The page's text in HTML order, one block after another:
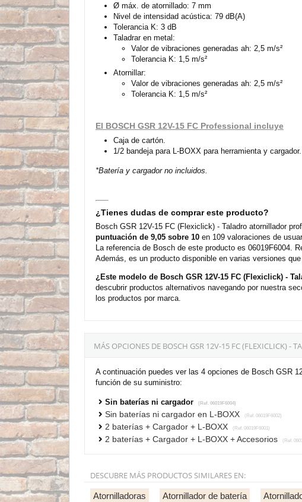
Ø máx. de atornillado: 7 mm
Nivel de intensidad acústica: 79 dB(A)
Tolerancia K: 3 dB
Taladrar en metal:
Valor de vibraciones generadas ah: 2,5 m/s²
Tolerancia K: 1,5 m/s²
Atornillar:
Valor de vibraciones generadas ah: 2,5 m/s²
Tolerancia K: 1,5 m/s²
El BOSCH GSR 12V-15 FC Professional incluye
Caja de cartón.
1/2 bandeja para L-BOXX para herramienta y cargador.
*Batería y cargador no incluidos.
¿Tienes dudas de comprar este producto?
Bosch GSR 12V-15 FC (Flexiclick) - Taladro atornillador
puntuación de 9,05 sobre 10 en 109 valoraciones de
La referencia de Bosch de este producto es 06019F6004.
Además, es un producto disponible en varias versiones
¿Este modelo de Bosch GSR 12V-15 FC (Flexiclick) -
descubrir productos alternativos navegando por nuestra
los productos por marca.
MÁS OPCIONES DE BOSCH GSR 12V-15 FC (FLEXICLICK) -
A continuación puedes ver las 4 opciones de Bosch GSR
función de su suministro:
Sin baterías ni cargador (Ref. 06019F6004)
Sin baterías ni cargador en L-BOXX (Ref. 06019F6002)
2 baterías + Cargador + L-BOXX (Ref. 06019F6001)
2 baterías + Cargador + L-BOXX + Accesorios (Ref.
DESCUBRE MÁS PRODUCTOS SIMILARES EN:
Atornilladoras Atornillador de batería